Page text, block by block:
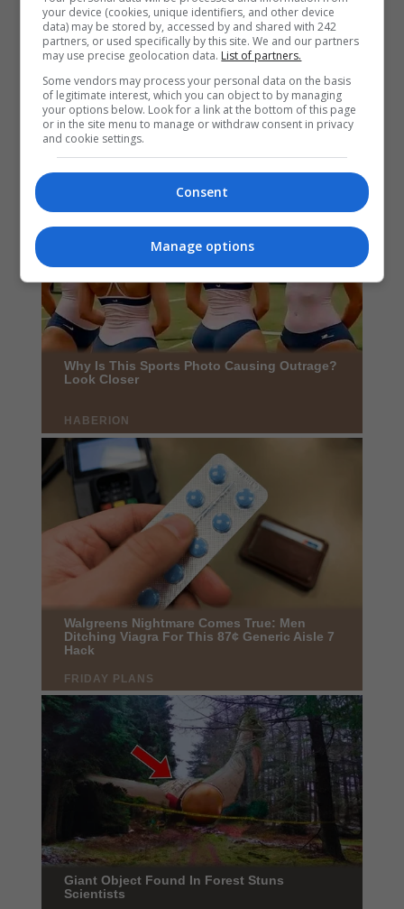
your device (cookies, unique identifiers, and other device
data) may be stored by, accessed by and shared with 242
partners, or used specifically by this site. We and our partners
may use precise geolocation data. List of partners.
Some vendors may process your personal data on the basis
of legitimate interest, which you can object to by managing
your options below. Look for a link at the bottom of this page
or in the site menu to manage or withdraw consent in privacy
and cookie settings.
Consent
Manage options